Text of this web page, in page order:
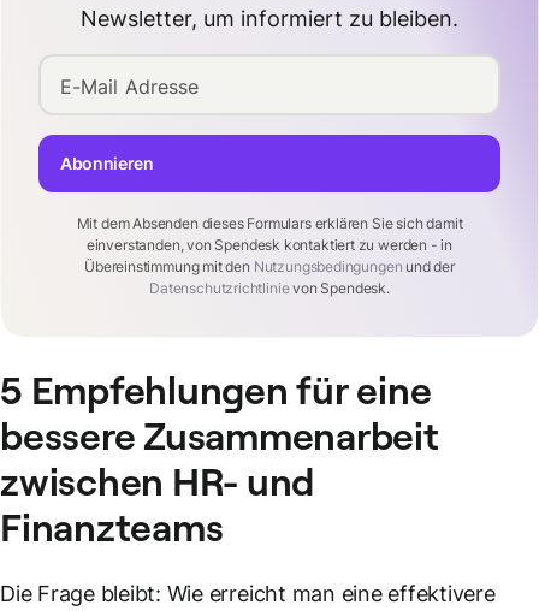
Newsletter, um informiert zu bleiben.
E-Mail Adresse
Mit dem Absenden dieses Formulars erklären Sie sich damit
einverstanden, von Spendesk kontaktiert zu werden - in
Übereinstimmung mit den Nutzungsbedingungen und der
Datenschutzrichtlinievon Spendesk.
Abonnieren
5 Empfehlungen für eine
bessere Zusammenarbeit
zwischen HR- und
Finanzteams
Die Frage bleibt: Wie erreicht man eine effektivere